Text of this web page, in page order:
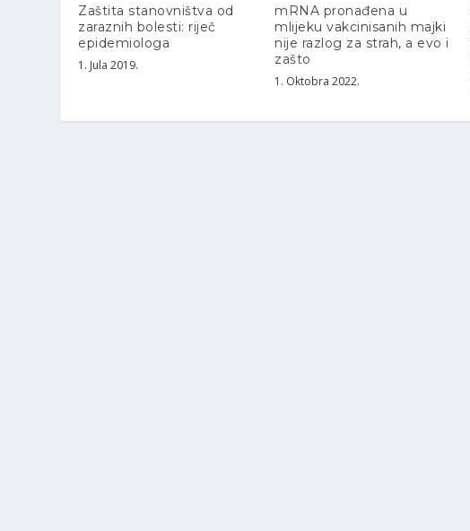
Zaštita stanovništva od
zaraznih bolesti: riječ
epidemiologa
1. Jula 2019.
mRNA pronađena u
mlijeku vakcinisanih majki
nije razlog za strah, a evo i
zašto
1. Oktobra 2022.